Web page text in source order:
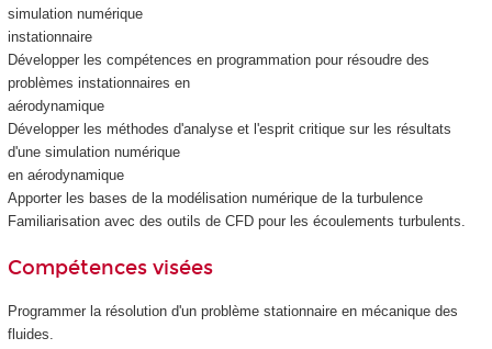
simulation numérique
instationnaire
Développer les compétences en programmation pour résoudre des
problèmes instationnaires en
aérodynamique
Développer les méthodes d'analyse et l'esprit critique sur les résultats
d'une simulation numérique
en aérodynamique
Apporter les bases de la modélisation numérique de la turbulence
Familiarisation avec des outils de CFD pour les écoulements turbulents.
Compétences visées
Programmer la résolution d'un problème stationnaire en mécanique des
fluides.